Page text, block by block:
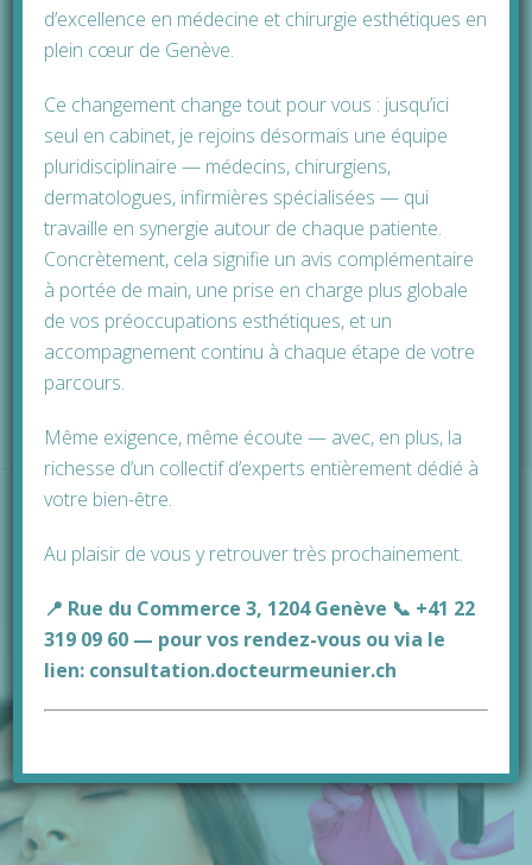
Votre nom *
Téléphone / Mobile *
Je souhaite être contacté(e) : *
AUTRES TRAITEMENTS
d’excellence en médecine et chirurgie esthétiques en
plein cœur de Genève.
Ce changement change tout pour vous : jusqu’ici
seul en cabinet, je rejoins désormais une équipe
pluridisciplinaire — médecins, chirurgiens,
dermatologues, infirmières spécialisées — qui
travaille en synergie autour de chaque patiente.
Concrètement, cela signifie un avis complémentaire
à portée de main, une prise en charge plus globale
de vos préoccupations esthétiques, et un
accompagnement continu à chaque étape de votre
parcours.
Même exigence, même écoute — avec, en plus, la
richesse d’un collectif d’experts entièrement dédié à
votre bien-être.
Au plaisir de vous y retrouver très prochainement.
📍 Rue du Commerce 3, 1204 Genève 📞 +41 22
319 09 60 — pour vos rendez-vous ou via le
lien: consultation.docteurmeunier.ch